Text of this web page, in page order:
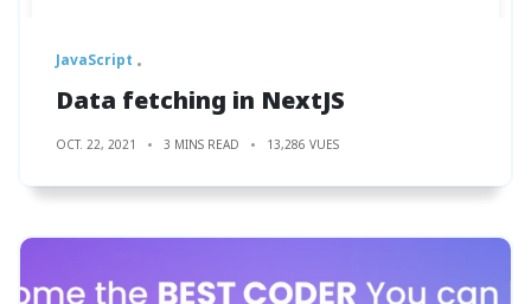
JavaScript
Data fetching in NextJS
OCT. 22, 2021 3 MINS READ 13,286 VUES